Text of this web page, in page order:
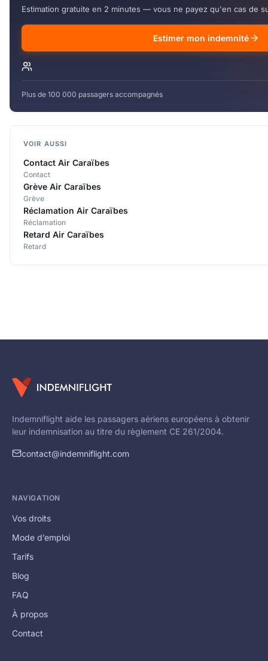
Estimation gratuite en 2 minutes — vous ne payez qu'en cas de
Estimer mon indemnité
Plus de 100 000 passagers accompagnés
VOIR AUSSI
Contact Air Caraïbes
Contact
Grève Air Caraïbes
Grève
Réclamation Air Caraïbes
Réclamation
Retard Air Caraïbes
Retard
Indemniflight aide les passagers aériens européens à obtenir
leur indemnisation au titre du règlement CE 261/2004.
contact@indemniflight.com
NAVIGATION
Vos droits
Mode d’emploi
Tarifs
Blog
FAQ
À propos
Contact